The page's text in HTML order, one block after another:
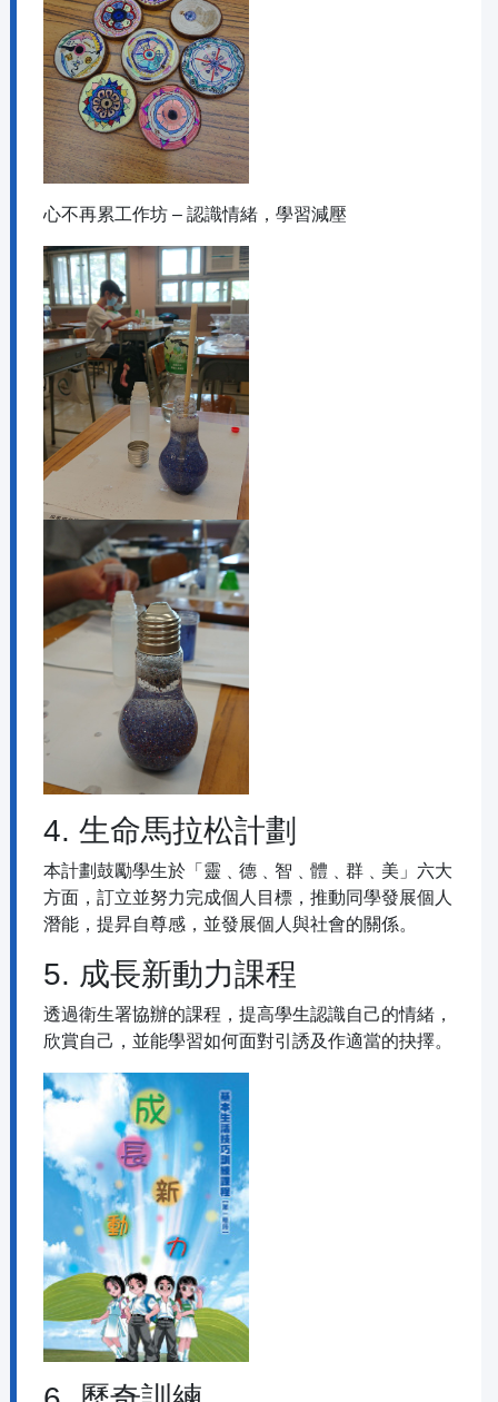
心不再累工作坊 – 認識情緒，學習減壓
4. 生命馬拉松計劃
本計劃鼓勵學生於「靈﹑德﹑智﹑體﹑群﹑美」六大
方面，訂立並努力完成個人目標，推動同學發展個人
潛能，提昇自尊感，並發展個人與社會的關係。
5. 成長新動力課程
透過衛生署協辦的課程，提高學生認識自己的情緒，
欣賞自己，並能學習如何面對引誘及作適當的抉擇。